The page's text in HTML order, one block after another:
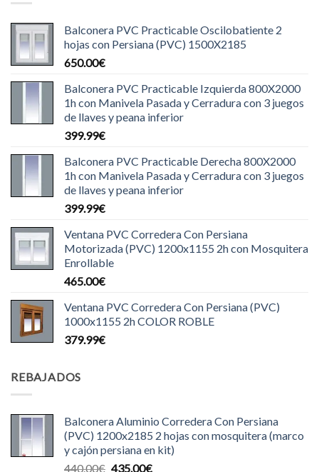
Balconera PVC Practicable Oscilobatiente 2
hojas con Persiana (PVC) 1500X2185
650.00€
Balconera PVC Practicable Izquierda 800X2000
1h con Manivela Pasada y Cerradura con 3 juegos
de llaves y peana inferior
399.99€
Balconera PVC Practicable Derecha 800X2000
1h con Manivela Pasada y Cerradura con 3 juegos
de llaves y peana inferior
399.99€
Ventana PVC Corredera Con Persiana
Motorizada (PVC) 1200x1155 2h con Mosquitera
Enrollable
465.00€
Ventana PVC Corredera Con Persiana (PVC)
1000x1155 2h COLOR ROBLE
379.99€
REBAJADOS
Balconera Aluminio Corredera Con Persiana
(PVC) 1200x2185 2 hojas con mosquitera (marco
y cajón persiana en kit)
440.00€ El
435.00€El